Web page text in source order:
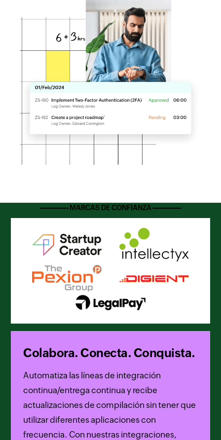
MARCAS DE CONFIANZA
Colabora. Conecta. Conquista.
Automatiza las líneas de integración
continua/entrega continua y recibe
actualizaciones de compilación sin tener que
utilizar diferentes aplicaciones con
frecuencia. Con nuestras integraciones,